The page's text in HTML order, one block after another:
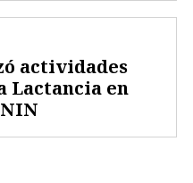
actividades
Lactancia en